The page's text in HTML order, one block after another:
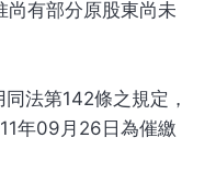
尚有部分原股東尚未
法第142條之規定，
年09月26日為催繳